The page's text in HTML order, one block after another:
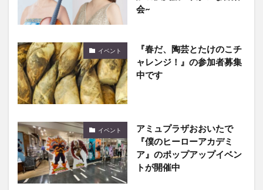
会~
イベント
『春だ、陶芸とたけのこチ
ャレンジ！』の参加者募集
中です
イベント
アミュプラザおおいたで
『僕のヒーローアカデミ
ア』のポップアップイベン
トが開催中